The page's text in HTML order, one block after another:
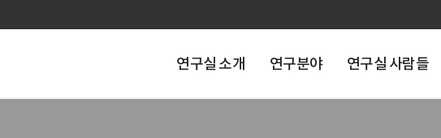
연구실 소개 연구분야 연구실 사람들